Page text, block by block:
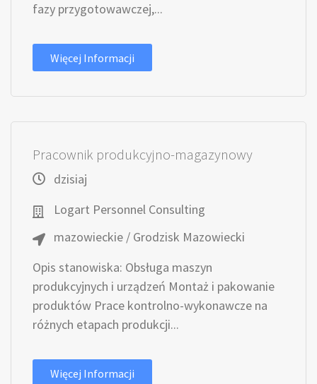
fazy przygotowawczej,...
Więcej Informacji
Pracownik produkcyjno-magazynowy
dzisiaj
Logart Personnel Consulting
mazowieckie / Grodzisk Mazowiecki
Opis stanowiska: Obsługa maszyn
produkcyjnych i urządzeń Montaż i pakowanie
produktów Prace kontrolno-wykonawcze na
różnych etapach produkcji...
Więcej Informacji